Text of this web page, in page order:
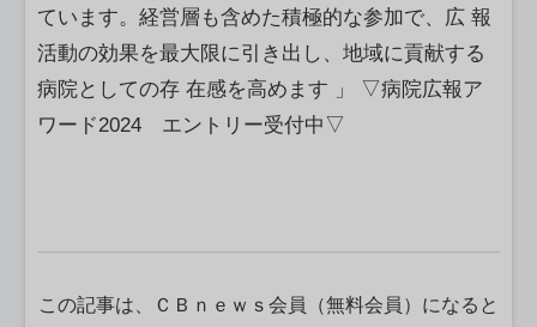
ています。経営層も含めた積極的な参加で、広 報
活動の効果を最大限に引き出し、地域に貢献する
病院としての存 在感を高めます 」 ▽病院広報ア
ワード2024 エントリー受付中▽
この記事は、ＣＢｎｅｗｓ会員（無料会員）になると